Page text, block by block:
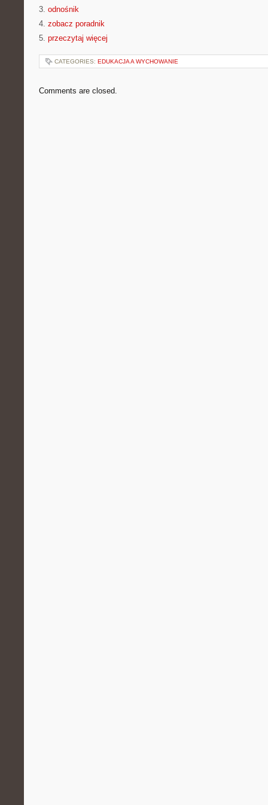
3. odnośnik
4. zobacz poradnik
5. przeczytaj więcej
CATEGORIES: EDUKACJA A WYCHOWANIE
Comments are closed.